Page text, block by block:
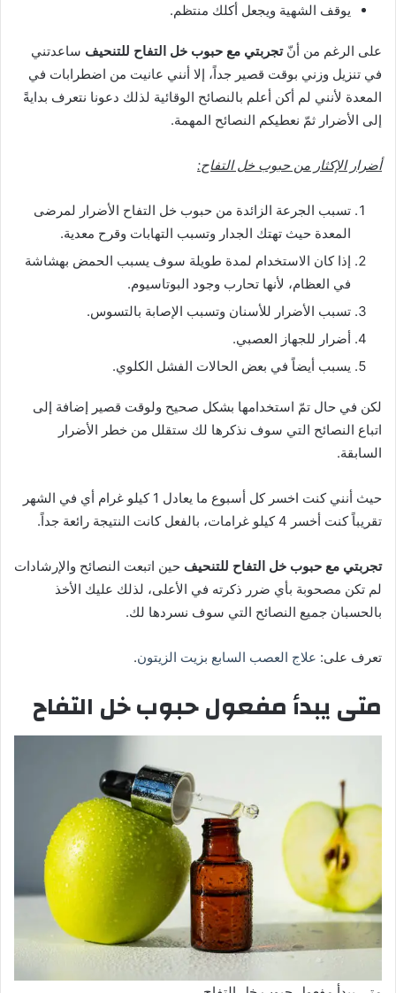
يوقف الشهية ويجعل أكلك منتظم.
على الرغم من أنّتجربتي مع حبوب خل التفاح للتنحيف ساعدتني
في تنزيل وزني بوقت قصير جداً، إلا أنني عانيت من اضطرابات في
المعدة لأنني لم أكن أعلم بالنصائح الوقائية لذلك دعونا نتعرف بدايةً
إلى الأضرار ثمّ نعطيكم النصائح المهمة.
أضرار الإكثار من حبوب خل التفاح:
تسبب الجرعة الزائدة من حبوب خل التفاح الأضرار لمرضى
المعدة حيث تهتك الجدار وتسبب التهابات وقرح معدية.
إذا كان الاستخدام لمدة طويلة سوف يسبب الحمض بهشاشة
في العظام، لأنها تحارب وجود البوتاسيوم.
تسبب الأضرار للأسنان وتسبب الإصابة بالتسوس.
أضرار للجهاز العصبي.
يسبب أيضاً في بعض الحالات الفشل الكلوي.
لكن في حال تمّ استخدامها بشكل صحيح ولوقت قصير إضافة إلى
اتباع النصائح التي سوف نذكرها لك ستقلل من خطر الأضرار
السابقة.
حيث أنني كنت اخسر كل أسبوع ما يعادل 1 كيلو غرام أي في الشهر
تقريباً كنت أخسر 4 كيلو غرامات، بالفعل كانت النتيجة رائعة جداً.
تجربتي مع حبوب خل التفاح للتنحيف حين اتبعت النصائح والإرشادات
لم تكن مصحوبة بأي ضرر ذكرته في الأعلى، لذلك عليك الأخذ
بالحسبان جميع النصائح التي سوف نسردها لك.
تعرف على: علاج العصب السابع بزيت الزيتون.
متى يبدأ مفعول حبوب خل التفاح